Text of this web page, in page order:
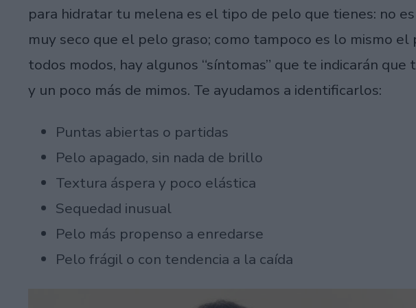
para hidratar tu melena es el tipo de pelo que tienes: no
muy seco que el pelo graso; como tampoco es lo mismo el
todos modos, hay algunos “síntomas” que te indicarán
y un poco más de mimos. Te ayudamos a identificarlos:
Puntas abiertas o partidas
Pelo apagado, sin nada de brillo
Textura áspera y poco elástica
Sequedad inusual
Pelo más propenso a enredarse
Pelo frágil o con tendencia a la caída